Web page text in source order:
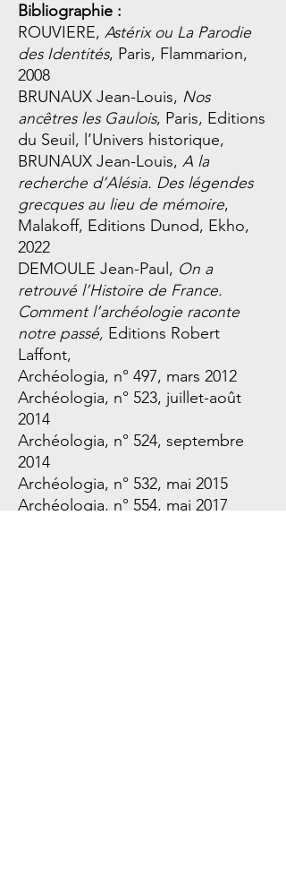
Bibliographie :
ROUVIERE, Astérix ou La Parodie
des Identités, Paris, Flammarion,
2008
BRUNAUX Jean-Louis, Nos
ancêtres les Gaulois, Paris, Editions
du Seuil, l’Univers historique,
BRUNAUX Jean-Louis, A la
recherche d’Alésia. Des légendes
grecques au lieu de mémoire,
Malakoff, Editions Dunod, Ekho,
2022
DEMOULE Jean-Paul, On a
retrouvé l’Histoire de France.
Comment l’archéologie raconte
notre passé, Editions Robert
Laffont,
Archéologia, n° 497, mars 2012
Archéologia, n° 523, juillet-août
2014
Archéologia, n° 524, septembre
2014
Archéologia, n° 532, mai 2015
Archéologia, n° 554, mai 2017